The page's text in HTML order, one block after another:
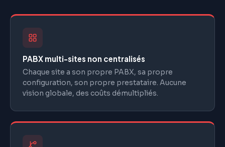
PABX multi-sites non centralisés
Chaque site a son propre PABX, sa propre
configuration, son propre prestataire. Aucune
vision globale, des coûts démultipliés.